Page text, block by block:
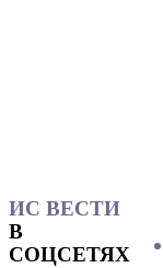
ИС ВЕСТИ
В
СОЦСЕТЯХ